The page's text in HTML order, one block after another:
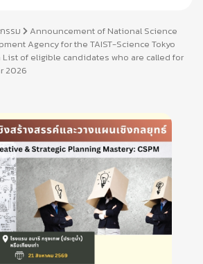
รรม
Announcement of National Science
Agency for the TAIST-Science Tokyo
List of eligible candidates who are called for
2026